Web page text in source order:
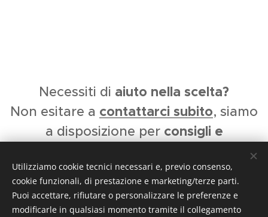
Necessiti di aiuto nella scelta?
Non esitare a contattarci subito, siamo
a disposizione per consigli e
Tecnoflex S.a.s. di Palladino Domenico -
Via
Vittorio Veneto 9 - 80145 (NA)
- 0815434477
Utilizziamo cookie tecnici necessari e, previo consenso,
cookie funzionali, di prestazione e marketing/terze parti.
Puoi accettare, rifiutare o personalizzare le preferenze e
modificarle in qualsiasi momento tramite il collegamento